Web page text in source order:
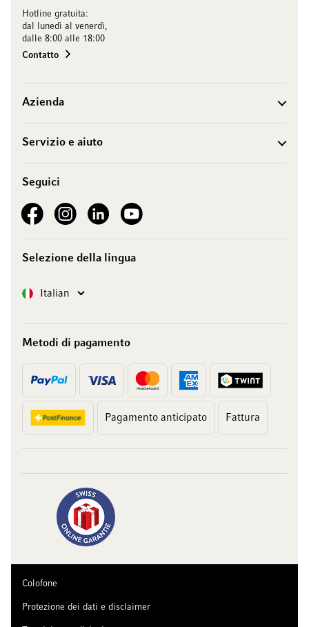
Hotline gratuita:
dal lunedì al venerdì,
dalle 8:00 alle 18:00
Contatto
Azienda
Servizio e aiuto
Seguici
See our FacebookSee our Instagram account
See our LinkedInSee our YouTube channel
Selezione della lingua
Lingua Italian
Metodi di pagamento
Pagamento anticipato Fattura
Colofone
Protezione dei dati e disclaimer